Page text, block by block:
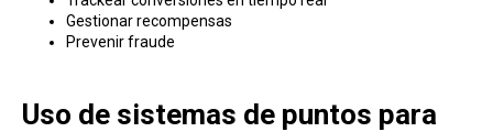
Gestionar recompensas
Prevenir fraude
Uso de sistemas de pun tos para